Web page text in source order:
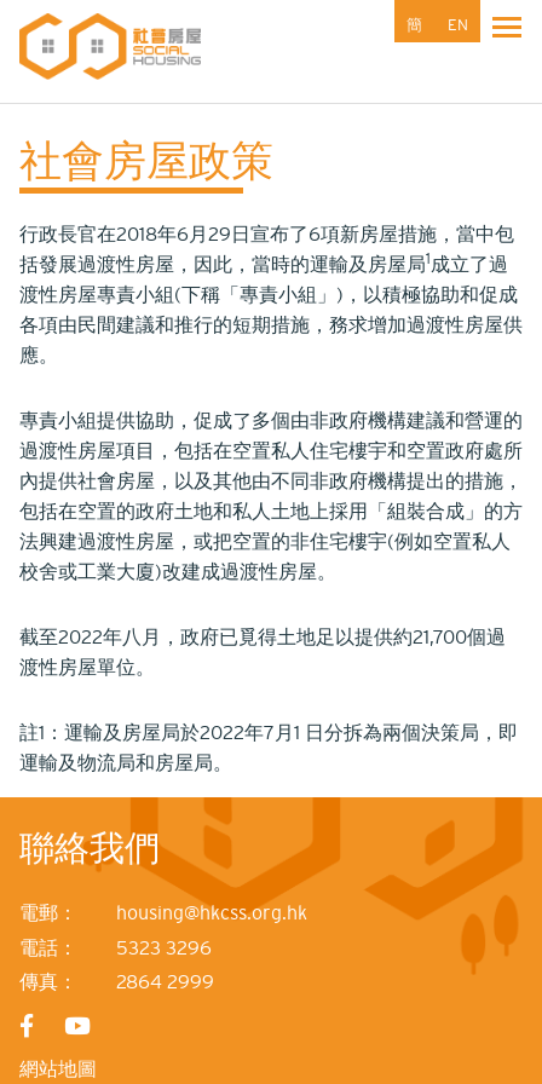
內
簡 EN
社會房屋政策
行政長官在2018年6月29日宣布了6項新房屋措施，當中包
括發展過渡性房屋，因此，當時的運輸及房屋局1 成立了過
渡性房屋專責小組(下稱「專責小組」)，以積極協助和促成
各項由民間建議和推行的短期措施，務求增加過渡性房屋供
應。
專責小組提供協助，促成了多個由非政府機構建議和營運的
過渡性房屋項目，包括在空置私人住宅樓宇和空置政府處所
內提供社會房屋，以及其他由不同非政府機構提出的措施，
包括在空置的政府土地和私人土地上採用「組裝合成」的方
法興建過渡性房屋，或把空置的非住宅樓宇(例如空置私人
校舍或工業大廈)改建成過渡性房屋。
截至2022年八月，政府已覓得土地足以提供約21,700個過
渡性房屋單位。
註1：運輸及房屋局於2022年7月1 日分拆為兩個決策局，即
運輸及物流局和房屋局。
聯絡我們
電郵：
housing@hkcss.org.hk
電話：
5323 3296
傳真：
2864 2999
網站地圖